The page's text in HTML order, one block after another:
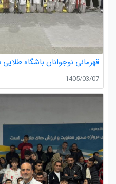
1405/03/07